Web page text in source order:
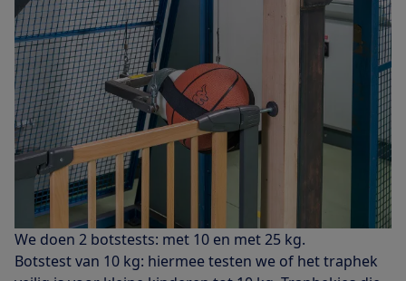
We doen 2 botstests: met 10 en met 25 kg.
Botstest van 10 kg: hiermee testen we of het traphek